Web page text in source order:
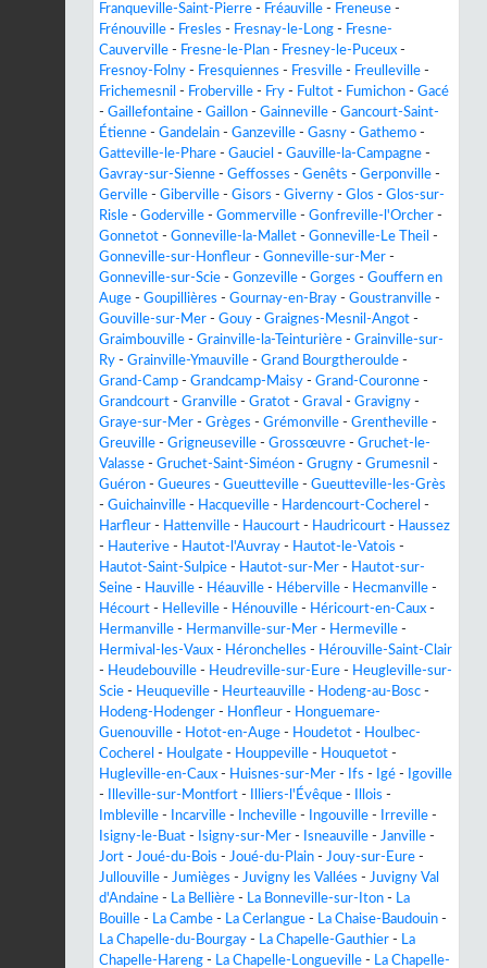
Franqueville-Saint-Pierre - Fréauville - Freneuse -
Frénouville - Fresles - Fresnay-le-Long - Fresne-
Cauverville - Fresne-le-Plan - Fresney-le-Puceux -
Fresnoy-Folny - Fresquiennes - Fresville - Freulleville -
Frichemesnil - Froberville - Fry - Fultot - Fumichon - Gacé
- Gaillefontaine - Gaillon - Gainneville - Gancourt-Saint-
Étienne - Gandelain - Ganzeville - Gasny - Gathemo -
Gatteville-le-Phare - Gauciel - Gauville-la-Campagne -
Gavray-sur-Sienne - Geffosses - Genêts - Gerponville -
Gerville - Giberville - Gisors - Giverny - Glos - Glos-sur-
Risle - Goderville - Gommerville - Gonfreville-l'Orcher -
Gonnetot - Gonneville-la-Mallet - Gonneville-Le Theil -
Gonneville-sur-Honfleur - Gonneville-sur-Mer -
Gonneville-sur-Scie - Gonzeville - Gorges - Gouffern en
Auge - Goupillières - Gournay-en-Bray - Goustranville -
Gouville-sur-Mer - Gouy - Graignes-Mesnil-Angot -
Graimbouville - Grainville-la-Teinturière - Grainville-sur-
Ry - Grainville-Ymauville - Grand Bourgtheroulde -
Grand-Camp - Grandcamp-Maisy - Grand-Couronne -
Grandcourt - Granville - Gratot - Graval - Gravigny -
Graye-sur-Mer - Grèges - Grémonville - Grentheville -
Greuville - Grigneuseville - Grossœuvre - Gruchet-le-
Valasse - Gruchet-Saint-Siméon - Grugny - Grumesnil -
Guéron - Gueures - Gueutteville - Gueutteville-les-Grès
- Guichainville - Hacqueville - Hardencourt-Cocherel -
Harfleur - Hattenville - Haucourt - Haudricourt - Haussez
- Hauterive - Hautot-l'Auvray - Hautot-le-Vatois -
Hautot-Saint-Sulpice - Hautot-sur-Mer - Hautot-sur-
Seine - Hauville - Héauville - Héberville - Hecmanville -
Hécourt - Helleville - Hénouville - Héricourt-en-Caux -
Hermanville - Hermanville-sur-Mer - Hermeville -
Hermival-les-Vaux - Héronchelles - Hérouville-Saint-Clair
- Heudebouville - Heudreville-sur-Eure - Heugleville-sur-
Scie - Heuqueville - Heurteauville - Hodeng-au-Bosc -
Hodeng-Hodenger - Honfleur - Honguemare-
Guenouville - Hotot-en-Auge - Houdetot - Houlbec-
Cocherel - Houlgate - Houppeville - Houquetot -
Hugleville-en-Caux - Huisnes-sur-Mer - Ifs - Igé -
Igoville
-
Illeville-sur-Montfort - Illiers-l'Évêque - Illois -
Imbleville - Incarville - Incheville - Ingouville - Irreville -
Isigny-le-Buat - Isigny-sur-Mer - Isneauville - Janville -
Jort - Joué-du-Bois - Joué-du-Plain - Jouy-sur-Eure -
Jullouville - Jumièges - Juvigny les Vallées - Juvigny Val
d'Andaine - La Bellière - La Bonneville-sur-Iton - La
Bouille - La Cambe - La Cerlangue - La Chaise-Baudouin -
La Chapelle-du-Bourgay - La Chapelle-Gauthier - La
Chapelle-Hareng - La Chapelle-Longueville - La Chapelle-